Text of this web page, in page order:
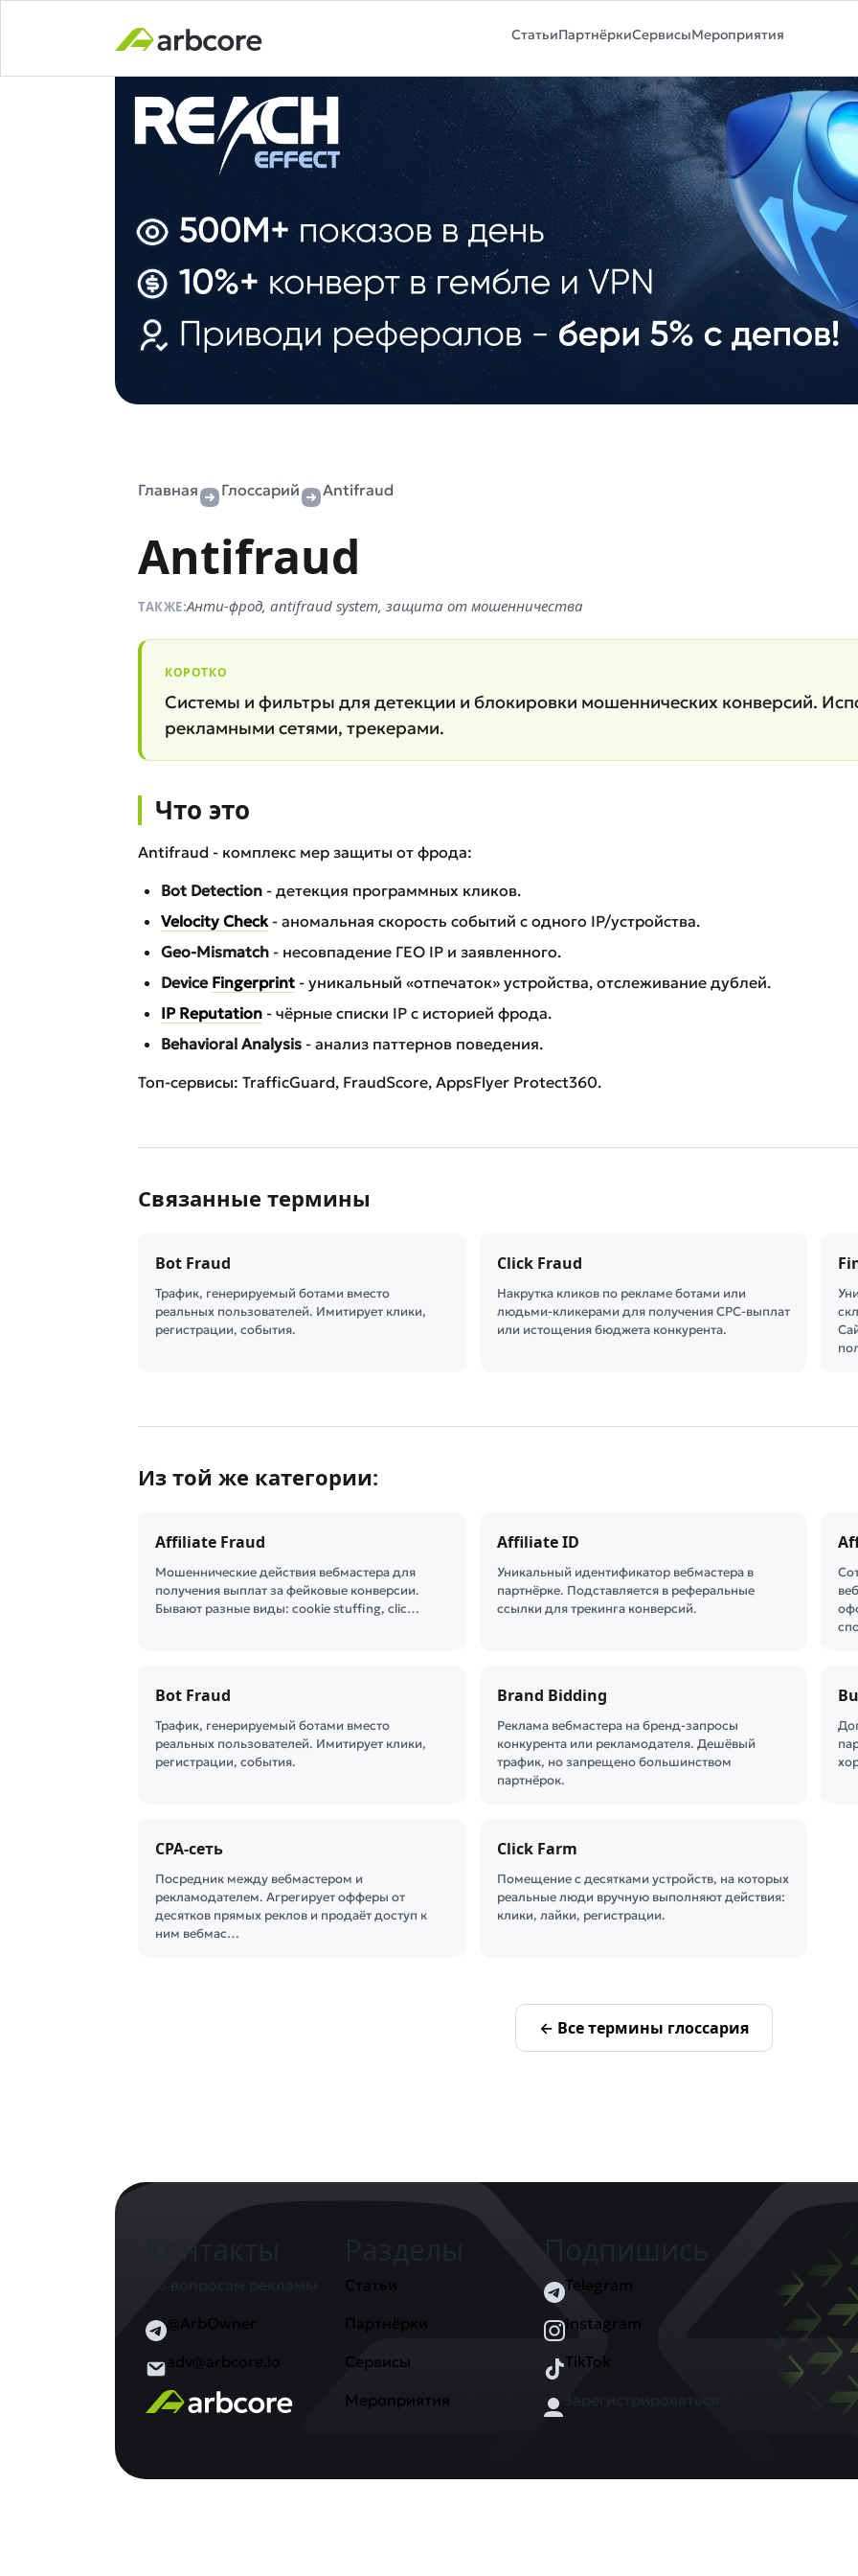
СтатьиПартнёркиСервисыМероприятия
Главная Глоссарий Antifraud
Antifraud
ТАКЖЕ:Анти-фрод, antifraud system, защита от мошенничества
КОРОТКО
Системы и фильтры для детекции и блокировки мошеннических конверсий.
рекламными сетями, трекерами.
Что это
Antifraud - комплекс мер защиты от фрода:
Bot Detection - детекция программных кликов.
Velocity Check- аномальная скорость событий с одного IP/устройства.
Geo-Mismatch - несовпадение ГЕО IP и заявленного.
Device Fingerprint - уникальный «отпечаток» устройства, отслеживание дублей.
IP Reputation - чёрные списки IP с историей фрода.
Behavioral Analysis - анализ паттернов поведения.
Топ-сервисы: TrafficGuard, FraudScore, AppsFlyer Protect360.
Связанные термины
Bot Fraud
Трафик, генерируемый ботами вместо
реальных пользователей. Имитирует клики,
регистрации, события.
Click Fraud
Накрутка кликов по рекламе ботами или
людьми-кликерами для получения CPC-выплат
или истощения бюджета конкурента.
Из той же категории:
Affiliate Fraud
Мошеннические действия вебмастера для
получения выплат за фейковые конверсии.
Бывают разные виды: cookie stuffing, clic…
Affiliate ID
Уникальный идентификатор вебмастера в
партнёрке. Подставляется в реферальные
ссылки для трекинга конверсий.
Bot Fraud
Трафик, генерируемый ботами вместо
реальных пользователей. Имитирует клики,
регистрации, события.
Brand Bidding
Реклама вебмастера на бренд-запросы
конкурента или рекламодателя. Дешёвый
трафик, но запрещено большинством
партнёрок.
CPA-сеть
Посредник между вебмастером и
рекламодателем. Агрегирует офферы от
десятков прямых реклов и продаёт доступ к
ним вебмас…
Click Farm
Помещение с десятками устройств, на которых
реальные люди вручную выполняют действия:
клики, лайки, регистрации.
← Все термины глоссария
@ArbOwner
adv@arbcore.io
Статьи
Партнёрки
Сервисы
Мероприятия
Telegram
Instagram
TikTok